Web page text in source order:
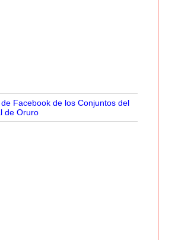
Facebook de los Conjuntos del
de Oruro